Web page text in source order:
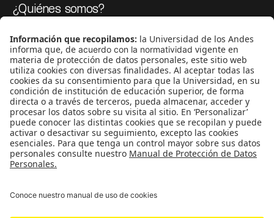
¿Quiénes somos?
Ediciones especiales
Proyectos 070
SÍGUENOS